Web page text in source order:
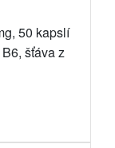
50 kapslí
šťáva z